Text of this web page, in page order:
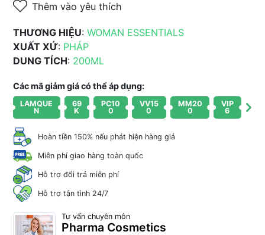
Thêm vào yêu thích
THƯƠNG HIỆU: WOMAN ESSENTIALS
XUẤT XỨ: PHÁP
DUNG TÍCH: 200ML
Các mã giảm giá có thể áp dụng:
LAMQUE
N
69
K
PC10
0
VV15
0
MM20
0
VIP
6
Hoàn tiền 150% nếu phát hiện hàng giả
Miễn phí giao hàng toàn quốc
Hỗ trợ đổi trả miễn phí
Hỗ trợ tận tình 24/7
Tư vấn chuyên môn
Pharma Cosmetics